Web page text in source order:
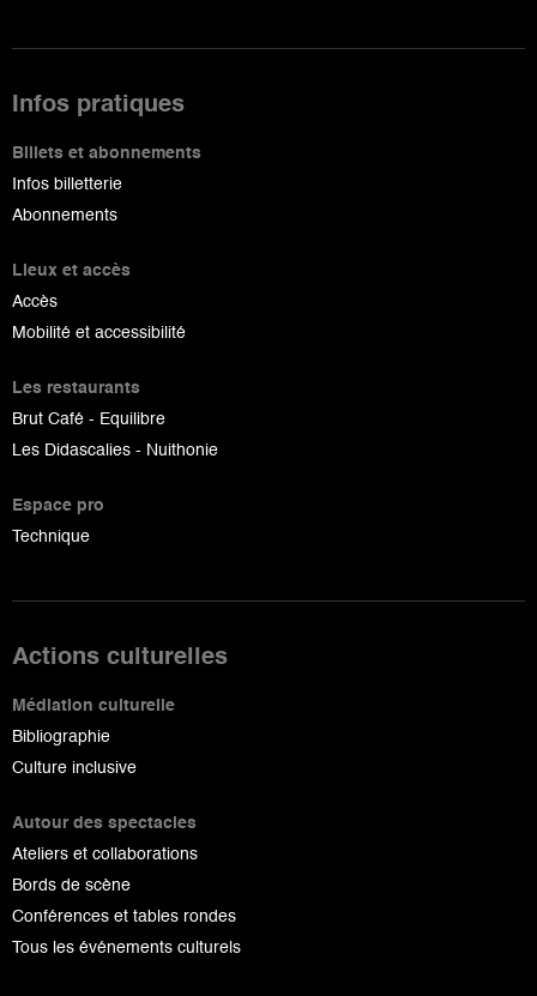
Infos pratiques
Billets et abonnements
Infos billetterie
Abonnements
Lieux et accès
Accès
Mobilité et accessibilité
Les restaurants
Brut Café - Equilibre
Les Didascalies - Nuithonie
Espace pro
Technique
Actions culturelles
Médiation culturelle
Bibliographie
Culture inclusive
Autour des spectacles
Ateliers et collaborations
Bords de scène
Conférences et tables rondes
Tous les événements culturels